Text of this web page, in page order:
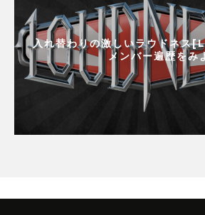
入れ替わりの激しいラウドネス
メンバー遍歴をみ